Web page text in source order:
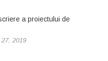
a proiectului de
2019